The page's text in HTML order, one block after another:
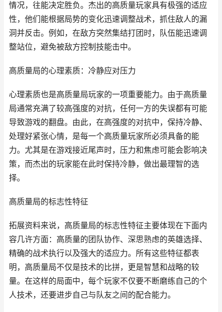
情况，往能决定胜负。杰出的高质量玩家具有极强的适应
性，他们能根据局势的变化迅速调整战术，抓住敌人的漏
洞并反击。例如，在敌方突然集结打团时，队伍能迅速调
整站位，避免被敌方控制技能击中。
高质量局的心理素质：冷静应对压力
心理素质也是高质量局玩家的一项重要能力。由于高质量
局通常充满了较高强度的对抗，任何一方的失误都有可能
导致游戏的翻盘。由此，在高强度的对抗中，保持冷静、
处理好紧张心情，是每一个高质量玩家所必须具备的能
力。尤其是在游戏接近尾声时，压力和焦虑可能会影响决
策，而杰出的玩家能在此时保持冷静，做出最理智的选
择。
高质量局的标志性特征
拓展资料来说，高质量局的标志性特征主要体现在下面内
容几许方面：高质量的团队协作、深思熟虑的英雄选择、
精确的战术执行以及强大的适应力。所有这些特征都表
明，高质量局不仅是技术的比拼，更是智慧和战略的较
量。在这样的局面中，每个玩家不仅要不断磨练自己的个
人技术，还要进步自己与队友之间的配合能力。